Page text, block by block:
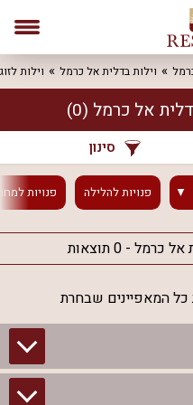
וילות בדלית אל כרמל וילות
אל כרמל (0)
סינון
פנויותלהלילה פנויות
- 0 תוצאות
כל המאפיינים שבחרת